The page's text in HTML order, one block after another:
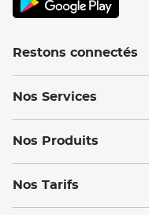
Restons connectés
Nos Services
Nos Produits
Nos Tarifs